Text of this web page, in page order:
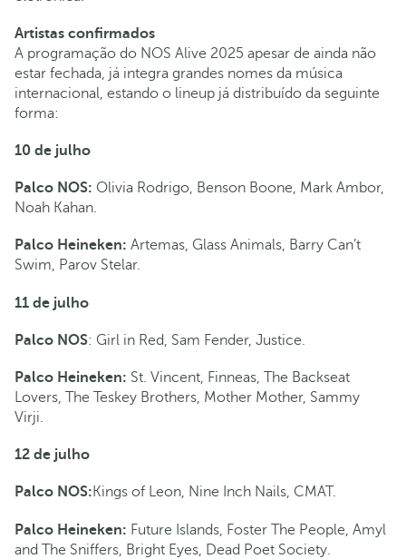
Artistas confirmados
A programação do NOS Alive 2025 apesar de ainda não
estar fechada, já integra grandes nomes da música
internacional, estando o lineup já distribuído da seguinte
forma:
10 de julho
Palco NOS: Olivia Rodrigo, Benson Boone, Mark Ambor,
Noah Kahan.
Palco Heineken: Artemas, Glass Animals, Barry Can’t
Swim, Parov Stelar.
11 de julho
Palco NOS: Girl in Red, Sam Fender, Justice.
Palco Heineken: St. Vincent, Finneas, The Backseat
Lovers, The Teskey Brothers, Mother Mother, Sammy
Virji.
12 de julho
Palco NOS:Kings of Leon, Nine Inch Nails, CMAT.
Palco Heineken: Future Islands, Foster The People, Amyl
and The Sniffers, Bright Eyes, Dead Poet Society.